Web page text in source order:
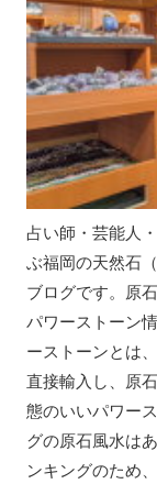
占い師・芸能人
ぶ福岡の天然石
ブログです。原
パワーストーン
ーストーンとは
直接輸入し、原
態のいいパワー
グの原石風水は
ンキングのため